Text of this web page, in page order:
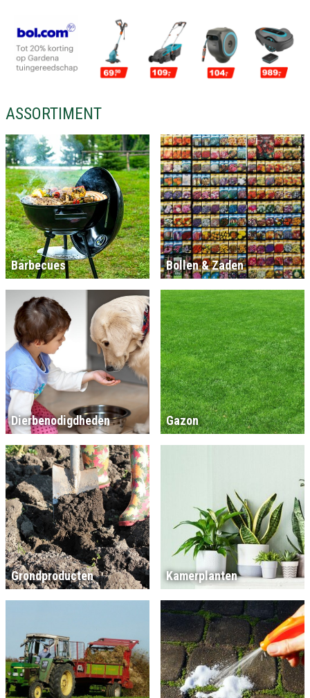
ASSORTIMENT
Barbecues Bollen & Zaden
Dierbenodigdheden Gazon
Grondproducten Kamerplanten